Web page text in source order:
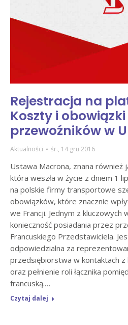
Rejestracja na
Koszty i obowiązki
przewoźników w
Aktualności śr., 14 gru 2016
Ustawa Macrona, znana również
która weszła w życie z dniem 1
na polskie firmy transportowe
obowiązków, które znacznie
we Francji. Jednym z
konieczność posiadania przez
Francuskiego Przedstawiciela.
odpowiedzialna za
przedsiębiorstwa w kontaktach z
oraz pełnienie roli łącznika
francuską.…
Czytaj dalej